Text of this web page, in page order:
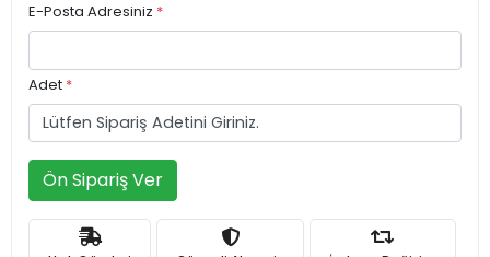
E-Posta Adresiniz *
Adet *
Ön Sipariş Ver